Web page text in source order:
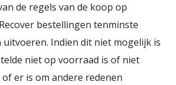
de regels van de koop op
bestellingen tenminste
uitvoeren. Indien dit niet mogelijk is
niet op voorraad is of niet
er is om andere redenen